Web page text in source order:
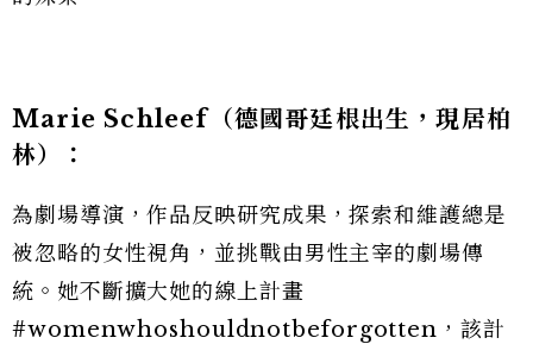
Marie Schleef（德國哥廷根出生，現居柏
林）：
為劇場導演，作品反映研究成果，探索和維護總是
被忽略的女性視角，並挑戰由男性主宰的劇場傳
統。她不斷擴大她的線上計畫
#womenwhoshouldnotbeforgotten，該計